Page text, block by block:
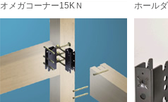
オメガコーナー15KＮ ホール